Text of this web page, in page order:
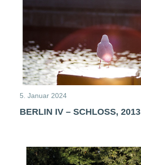
5. Januar 2024
BERLIN IV – SCHLOSS, 2013